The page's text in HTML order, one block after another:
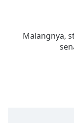
currentlyMalangnya,